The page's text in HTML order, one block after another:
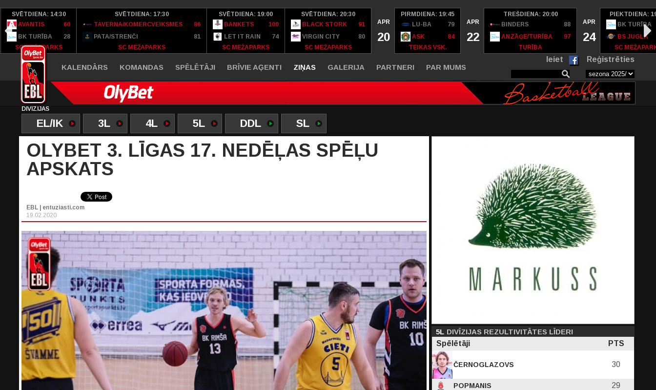
SVĒTDIENA: 14:30
AVANTIS
60
BK TURĪBA
28
SC MEŽAPARKS
SVĒTDIENA: 17:30
TAVERNA/KOMERCVEIKSMES
86
PATA/STRENČI
81
SC MEŽAPARKS
SVĒTDIENA: 19:00
BANKETS
100
LET IT RAIN
74
SC MEŽAPARKS
SVĒTDIENA: 20:30
BLACK STORK
91
VIRGIN CITY
80
SC MEŽAPARKS
APR
20
PIRMDIENA: 19:45
LU-BA
79
ASK
84
TEIKAS VSK.
APR
22
TREŠDIENA: 20:00
BINDERS
88
ANZĀĢE/TURĪBA
97
TURĪBA
APR
24
PIEKTDIENA:
BK TURĪBA
BS JUGLA
SC
KALENDĀRS KOMANDAS SPĒLĒTĀJI BRĪVIE AĢENTI ZIŅAS GALERIJA PARTNERI PAR MUMS
Ieiet Reģistrēties
DIVĪZIJAS
EL/IK 3L 4L 5L DDL SL
OLYBET 3. LĪGAS 17. NEDĒĻAS SPĒĻU
APSKATS
EBL | entuziasti.com
19.02.2020
5L DIVĪZIJAS REZULTIVITĀTES LĪDERI
Spēlētāji
PTS
ČERNOGLAZOVS 30
POPMANIS 29